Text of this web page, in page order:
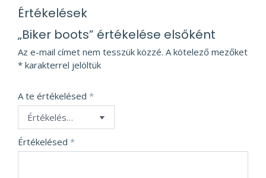
Értékelések
„Biker boots” értékelése elsőként
Az e-mail címet nem tesszük közzé. A kötelező mezőket
* karakterrel jelöltük
A te értékelésed *
Értékelésed *